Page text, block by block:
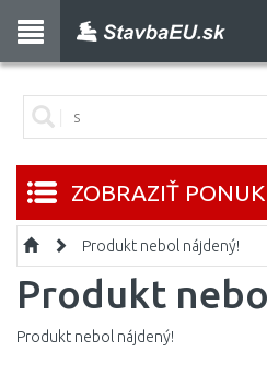
ZOBRAZIŤ
Produkt nebol nájdený!
Produkt
Produkt nebol nájdený!